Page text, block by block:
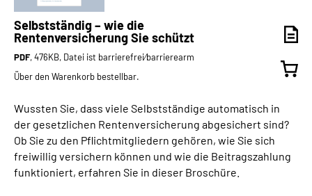
Selbstständig – wie die
Rentenversicherung Sie schützt
PDF, 476KB, Datei ist barrierefrei⁄barrierearm
Über den Warenkorb bestellbar.
Wussten Sie, dass viele Selbstständige automatisch in
der gesetzlichen Rentenversicherung abgesichert sind?
Ob Sie zu den Pflichtmitgliedern gehören, wie Sie sich
freiwillig versichern können und wie die Beitragszahlung
funktioniert, erfahren Sie in dieser Broschüre.